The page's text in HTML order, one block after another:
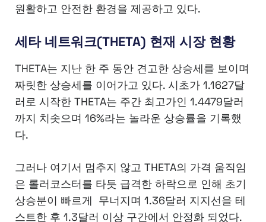
원활하고 안전한 환경을 제공하고 있다.
세타 네트워크(THETA) 현재 시장 현황
THETA는 지난 한 주 동안 견고한 상승세를 보이며
짜릿한 상승세를 이어가고 있다. 시초가 1.1627달
러로 시작한 THETA는 주간 최고가인 1.4479달러
까지 치솟으며 16%라는 놀라운 상승률을 기록했
다.
그러나 여기서 멈추지 않고 THETA의 가격 움직임
은 롤러코스터를 타듯 급격한 하락으로 인해 초기
상승분이 빠르게 무너지며 1.36달러 지지선을 테
스트한 후 1.3달러 이상 구간에서 안정화 되었다.